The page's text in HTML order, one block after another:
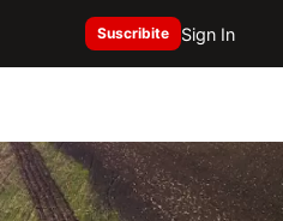
Suscribite Sign In